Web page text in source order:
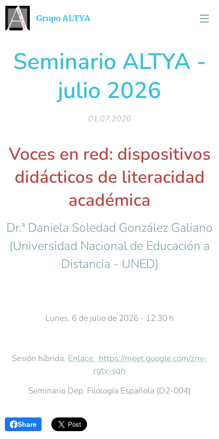
Grupo ALTYA
Seminario ALTYA -
julio 2026
01.07.2026
Voces en red: dispositivos
didácticos de literacidad
académica
Dr.ª Daniela Soledad González Galiano
(Universidad Nacional de Educación a
Distancia - UNED)
Lunes, 6 de julio de 2026 - 12:30 h
Sesión híbrida. Enlace: https://meet.google.com/znv-
rgtv-sqh
Seminario Dep. Filología Española (D2-004)
Share